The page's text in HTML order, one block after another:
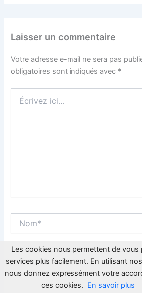
Laisser un commentaire
Votre adresse e-mail ne sera pas
obligatoires sont indiqués avec *
ici…
mail*
Les cookies nous permettent de vous
services plus facilement. En utilisant
nous donnez expressément votre
ces cookies. En savoir plus